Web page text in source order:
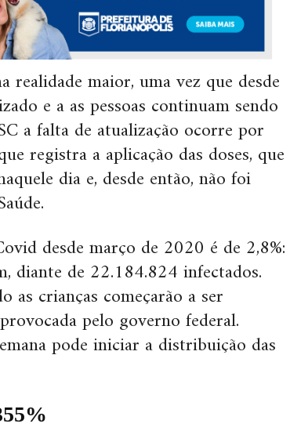
realidade maior, uma vez que desde
e a as pessoas continuam sendo
a falta de atualização ocorre por
registra a aplicação das doses, que
dia e, desde então, não foi
desde março de 2020 é de 2,8%:
diante de 22.184.824 infectados.
as crianças começarão a ser
pelo governo federal.
pode iniciar a distribuição das